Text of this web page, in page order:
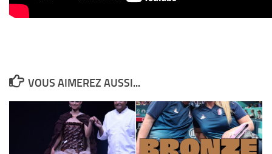
VOUS AIMEREZ AUSSI...